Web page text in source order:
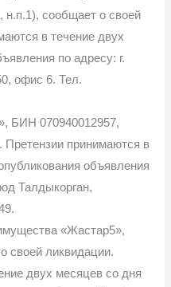
н.п.1), сообщает о своей
в течение двух
по адресу: г.
офис 6. Тел.
БИН 070940012957,
Претензии принимаются в
объявления
Талдыкорган,
«Жастар5»,
своей ликвидации.
двух месяцев со дня